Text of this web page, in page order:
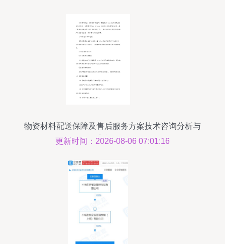
物资材料配送保障及售后服务方案技术咨询分析与
实施路径
更新时间：2026-08-06 07:01:16